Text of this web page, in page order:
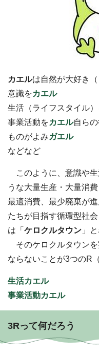
カエルは自然が大好き（
意識をカエル
生活（ライフスタイル）
事業活動をカエル自ら
ものがよみガエル
などなど
このように、意識や生
うな大量生産・大量消
最適消費、最少廃棄が
たちが目指す循環型社
は「 ケロクルタウン 」
そのケロクルタウンを
ならないことが3つのR
生活カエル
事業活動カエル
3Rって何だろう